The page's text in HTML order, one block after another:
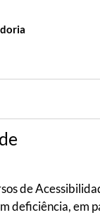
de
deficiência, em